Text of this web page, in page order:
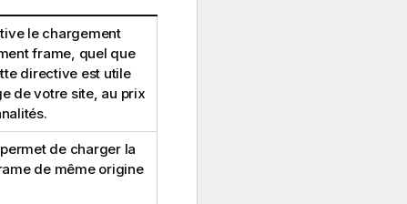
le chargement
frame, quel que
directive est utile
de votre site, au prix
de charger la
de même origine